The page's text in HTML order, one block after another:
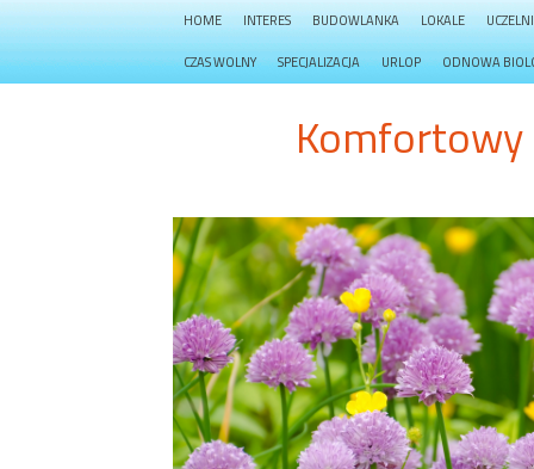
HOME INTERES BUDOWLANKA LOKALE
CZAS WOLNY SPECJALIZACJA URLOP ODNOWA